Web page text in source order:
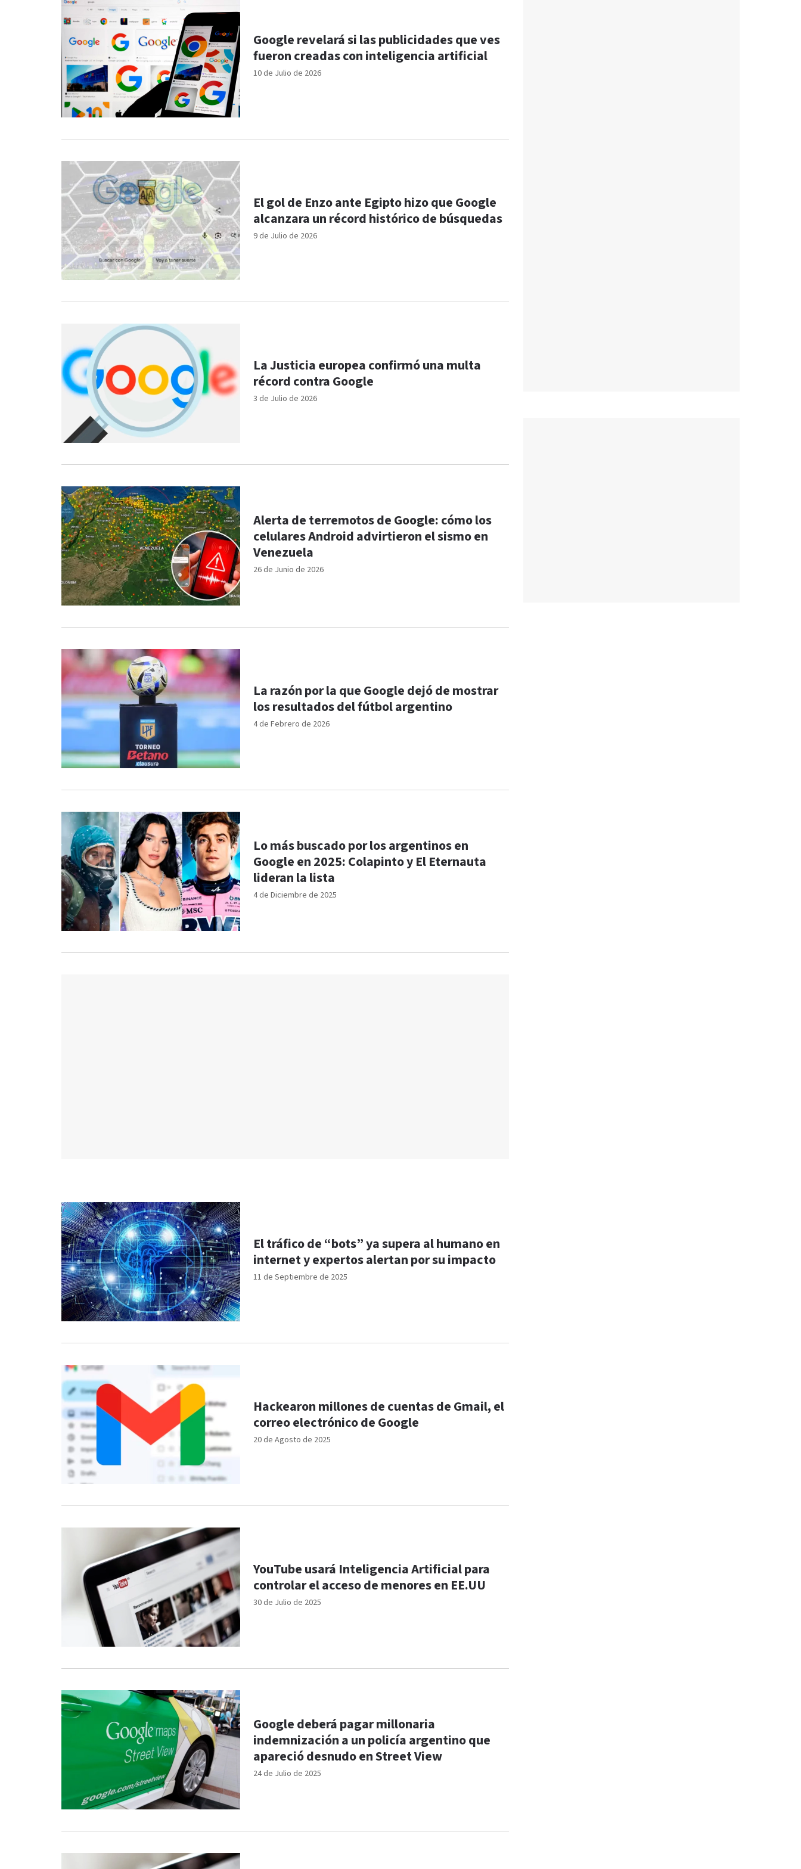
10 de Julio de 2026
Google revelará si las publicidades que ves
fueron creadas con inteligencia artificial
9 de Julio de 2026
El gol de Enzo ante Egipto hizo que Google
alcanzara un récord histórico de búsquedas
3 de Julio de 2026
La Justicia europea confirmó una multa
récord contra Google
26 de Junio de 2026
Alerta de terremotos de Google: cómo los
celulares Android advirtieron el sismo en
Venezuela
4 de Febrero de 2026
La razón por la que Google dejó de mostrar
los resultados del fútbol argentino
4 de Diciembre de 2025
Lo más buscado por los argentinos en
Google en 2025: Colapinto y El Eternauta
lideran la lista
11 de Septiembre de 2025
El tráfico de “bots” ya supera al humano en
internet y expertos alertan por su impacto
20 de Agosto de 2025
Hackearon millones de cuentas de Gmail, el
correo electrónico de Google
30 de Julio de 2025
YouTube usará Inteligencia Artificial para
controlar el acceso de menores en EE.UU
24 de Julio de 2025
Google deberá pagar millonaria
indemnización a un policía argentino que
apareció desnudo en Street View